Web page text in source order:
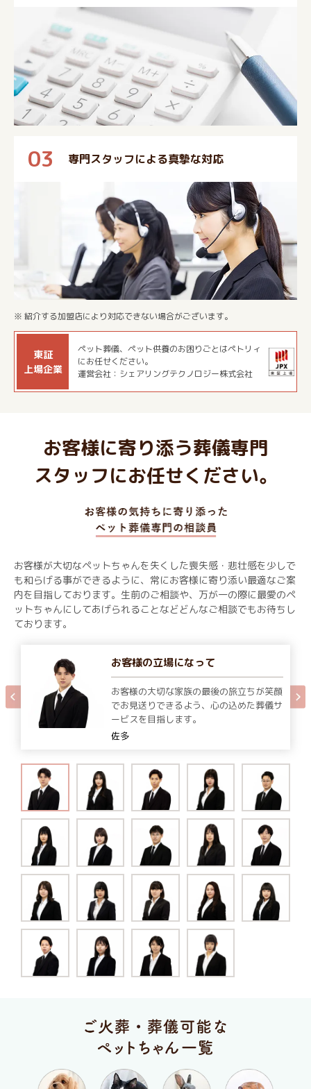
03 専門スタッフによる真摯な対応
※ 紹介する加盟店により対応できない場合がございます。
東証
上場企業
ペット葬儀、ペット供養のお困りごとはペトリィ
にお任せください。
運営会社：シェアリングテクノロジー株式会社
お客様に寄り添う葬儀専門
スタッフにお任せください。
お客様が大切なペットちゃんを失くした喪失感・悲壮感を少しで
も和らげる事ができるように、常にお客様に寄り添い最適なご案
内を目指しております。生前のご相談や、万が一の際に最愛のペ
ットちゃんにしてあげられることなどどんなご相談でもお待ちし
ております。
お客様の立場になって
お客様の大切な家族の最後の旅立ちが笑顔
でお見送りできるよう、心の込めた葬儀サ
ービスを目指します。
佐多